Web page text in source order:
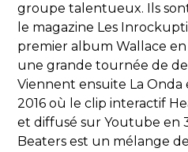
groupe talentueux. Ils
le magazine Les
premier album Wallace
une grande tournée de
Viennent ensuite La Onda
2016 où le clip interactif
et diffusé sur Youtube en
Beaters est un mélange